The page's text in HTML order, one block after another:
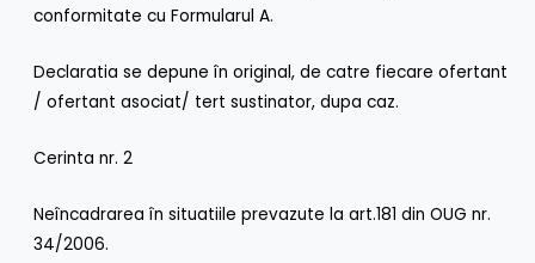
conformitate cu Formularul A.
Declaratia se depune în original, de catre fiecare ofertant
/ ofertant asociat/ tert sustinator, dupa caz.
Cerinta nr. 2
Neîncadrarea în situatiile prevazute la art.181 din OUG nr.
34/2006.